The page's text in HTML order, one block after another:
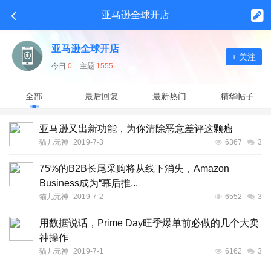
亚马逊全球开店
亚马逊全球开店
今日 0 主题 1555
+ 关注
全部 最后回复 最新热门 精华帖子
亚马逊又出新功能，为你清除恶意差评这颗瘤
猫儿无神 2019-7-3 6367 3
75%的B2B长尾采购将从线下消失，Amazon
Business成为“幕后推...
猫儿无神 2019-7-2 6552 3
用数据说话，Prime Day旺季爆单前必做的几个大卖
神操作
猫儿无神 2019-7-1 6162 3